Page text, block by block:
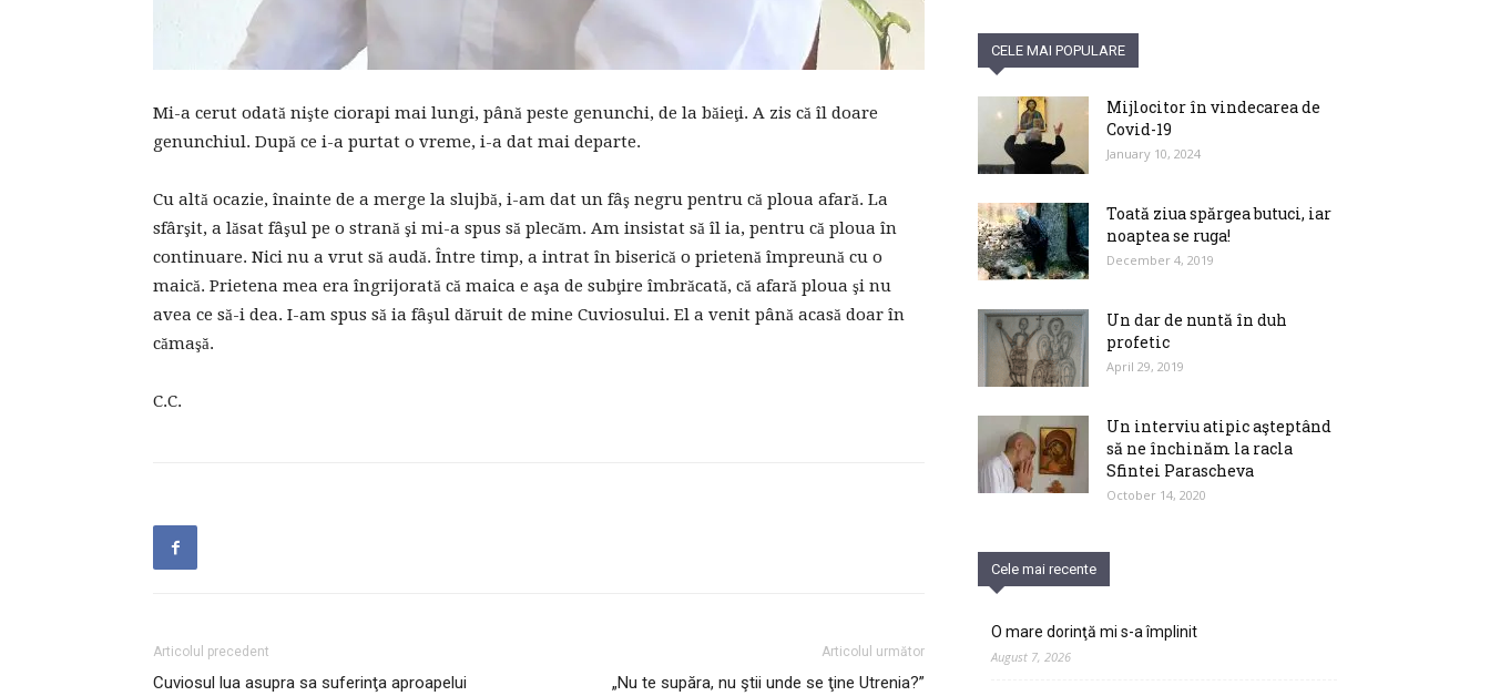
Mi-a cerut odată nişte ciorapi mai lungi, până peste genunchi, de la băieţi. A zis că îl doare
genunchiul. După ce i-a purtat o vreme, i-a dat mai departe.
Cu altă ocazie, înainte de a merge la slujbă, i-am dat un fâş negru pentru că ploua afară. La
sfârşit, a lăsat fâşul pe o strană şi mi-a spus să plecăm. Am insistat să îl ia, pentru că ploua în
continuare. Nici nu a vrut să audă. Între timp, a intrat în biserică o prietenă împreună cu o
maică. Prietena mea era îngrijorată că maica e aşa de subţire îmbrăcată, că afară ploua şi nu
avea ce să-i dea. I-am spus să ia fâşul dăruit de mine Cuviosului. El a venit până acasă doar în
cămaşă.
C.C.
Articolul precedent
Cuviosul lua asupra sa suferinţa aproapelui
Articolul următor
„Nu te supăra, nu ştii unde se ţine Utrenia?”
CELE MAI POPULARE
Mijlocitor în vindecarea de
Covid-19
January 10, 2024
Toată ziua spărgea butuci, iar
noaptea se ruga!
December 4, 2019
Un dar de nuntă în duh
profetic
April 29, 2019
Un interviu atipic aşteptând
să ne închinăm la racla
Sfintei Parascheva
October 14, 2020
Cele mai recente
O mare dorinţă mi s-a împlinit
August 7, 2026